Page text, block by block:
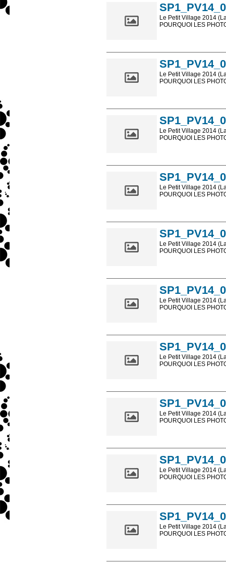
Le Petit Village 2014
POURQUOI LES
Le Petit Village 2014
POURQUOI LES
Le Petit Village 2014
POURQUOI LES
Le Petit Village 2014
POURQUOI LES
Le Petit Village 2014
POURQUOI LES
Le Petit Village 2014
POURQUOI LES
Le Petit Village 2014
POURQUOI LES
Le Petit Village 2014
POURQUOI LES
Le Petit Village 2014
POURQUOI LES
Le Petit Village 2014
POURQUOI LES